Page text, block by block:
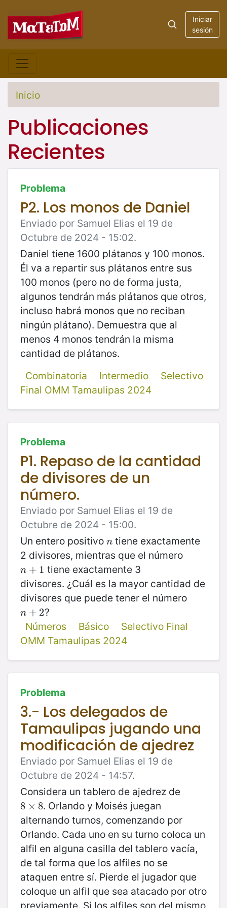
Iniciar
sesión
Inicio
Publicaciones
Recientes
Problema
P2. Los monos de Daniel
Enviado por Samuel Elias el 19 de
Octubre de 2024 - 15:02.
Daniel tiene 1600 plátanos y 100 monos.
Él va a repartir sus plátanos entre sus
100 monos (pero no de forma justa,
algunos tendrán más plátanos que otros,
incluso habrá monos que no reciban
ningún plátano). Demuestra que al
menos 4 monos tendrán la misma
cantidad de plátanos.
Combinatoria
Intermedio
Selectivo
Final OMM Tamaulipas 2024
Problema
P1. Repaso de la cantidad
de divisores de un
número.
Enviado por Samuel Elias el 19 de
Octubre de 2024 - 15:00.
Un entero positivo n
n tiene exactamente
2 divisores, mientras que el número
n + 1
n+1
tiene exactamente 3
divisores. ¿Cuál es la mayor cantidad de
divisores que puede tener el número
n + 2
n+2
?
Números
Básico
Selectivo Final
OMM Tamaulipas 2024
Problema
3.- Los delegados de
Tamaulipas jugando una
modificación de ajedrez
Enviado por Samuel Elias el 19 de
Octubre de 2024 - 14:57.
Considera un tablero de ajedrez de
8 × 8
8 ×8 . Orlando y Moisés juegan
alternando turnos, comenzando por
Orlando. Cada uno en su turno coloca un
alfil en alguna casilla del tablero vacía,
de tal forma que los alfiles no se
ataquen entre sí. Pierde el jugador que
coloque un alfil que sea atacado por otro
previamente. Si los alfiles son del mismo